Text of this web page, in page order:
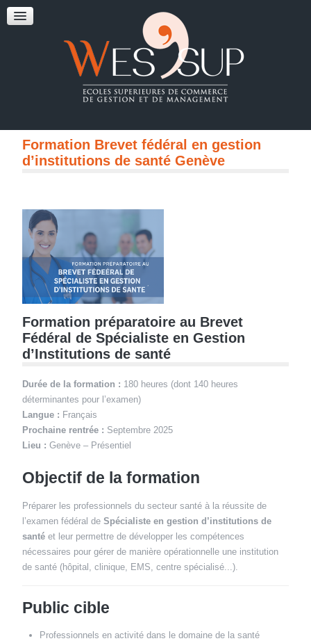
Formation Brevet fédéral en gestion
d’institutions de santé Genève
Formation préparatoire au Brevet
Fédéral de Spécialiste en Gestion
d’Institutions de santé
Durée de la formation : 180 heures (dont 140 heures
déterminantes pour l’examen)
Langue : Français
Prochaine rentrée : Septembre 2025
Lieu : Genève – Présentiel
Objectif de la formation
Préparer les professionnels du secteur santé à la réussite de
l’examen fédéral de Spécialiste en gestion d’institutions de
santéet leur permettre de développer les compétences
nécessaires pour gérer de manière opérationnelle une institution
de santé (hôpital, clinique, EMS, centre spécialisé...).
Public cible
Professionnels en activité dans le domaine de la santé